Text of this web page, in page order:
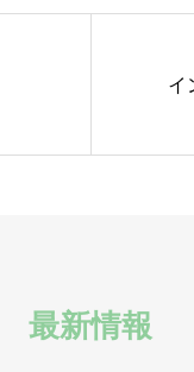
イ
最新情報